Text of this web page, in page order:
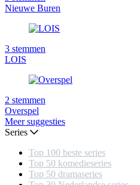
Nieuwe Buren
3 stemmen
LOIS
2 stemmen
Overspel
Meer suggesties
Series
Top 100 beste series
Top 50 komedieseries
Top 50 dramaseries